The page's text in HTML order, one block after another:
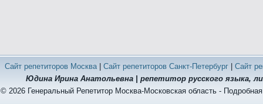
Сайт репетиторов Москва|Сайт репетиторов Санкт-Петербург |Сайт
Юдина Ирина Анатольевна | репетитор русского языка,
© 2026 Генеральный Репетитор Москва-Московская область - Подробная